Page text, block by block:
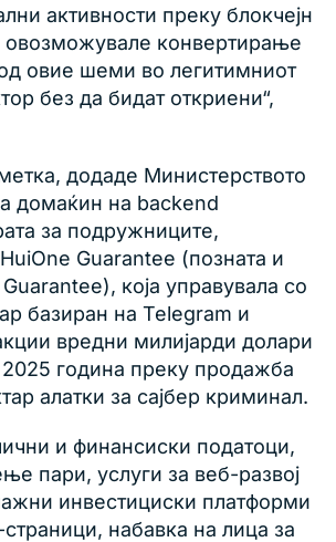
активности преку блокчејн
конвертирање
овие шеми во легитимниот
без да бидат откриени“,
додаде Министерството
домаќин на backend
за подружниците,
HuiOne Guarantee (позната и
која управувала со
базиран на Telegram и
вредни милијарди долари
година преку продажба
алатки за сајбер криминал.
и финансиски податоци,
пари, услуги за веб-развој
инвестициски платформи
набавка на лица за